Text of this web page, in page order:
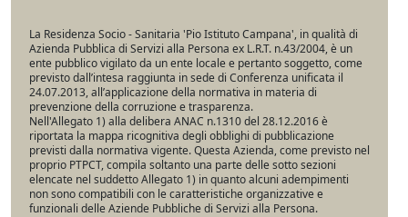
La Residenza Socio - Sanitaria 'Pio Istituto Campana', in qualità di
Azienda Pubblica di Servizi alla Persona ex L.R.T. n.43/2004, è un
ente pubblico vigilato da un ente locale e pertanto soggetto, come
previsto dall’intesa raggiunta in sede di Conferenza unificata il
24.07.2013, all’applicazione della normativa in materia di
prevenzione della corruzione e trasparenza.
Nell'Allegato 1) alla delibera ANAC n.1310 del 28.12.2016 è
riportata la mappa ricognitiva degli obblighi di pubblicazione
previsti dalla normativa vigente. Questa Azienda, come previsto nel
proprio PTPCT, compila soltanto una parte delle sotto sezioni
elencate nel suddetto Allegato 1) in quanto alcuni adempimenti
non sono compatibili con le caratteristiche organizzative e
funzionali delle Aziende Pubbliche di Servizi alla Persona.